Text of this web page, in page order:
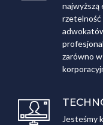
rzetelność
zarówno
Jesteśmy